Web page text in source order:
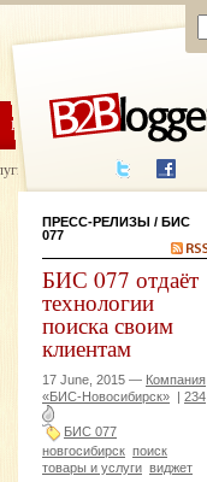
ЦЕНЫ ПОМОЩЬ
написания
ПРЕСС-РЕЛИЗЫ / БИС
077
БИС 077 отдаёт
технологии
поиска своим
клиентам
17 June, 2015 — Компания
«БИС-Новосибирск» | 234
БИС 077
новгосибирск поиск
товары и услуги виджет